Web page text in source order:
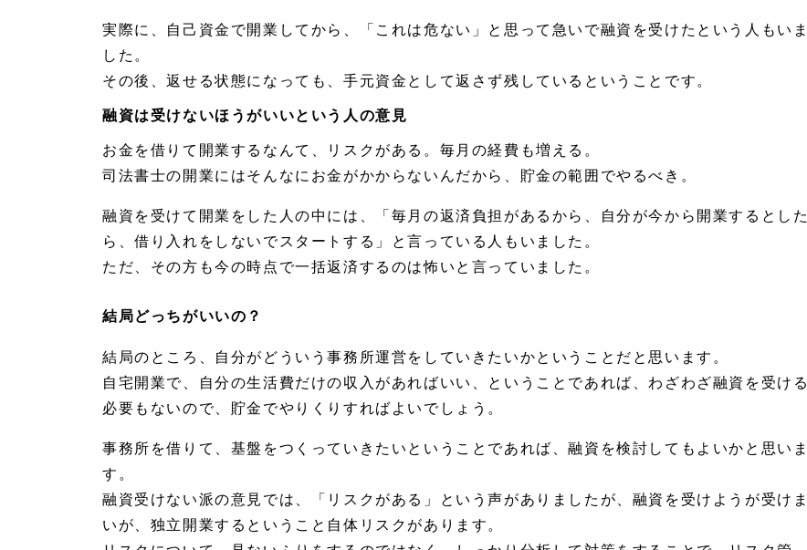
を聞
く
5
後の
き
1.
1
書士
会へ
1.
2
開業
届・
銀行
開設
独立
を目
実際に、自己資金で開業してから、「これは危ない」と思って急いで融資を受けたという人もいま
した。
その後、返せる状態になっても、手元資金として返さず残しているということです。
融資は受けないほうがいいという人の意見
お金を借りて開業するなんて、リスクがある。毎月の経費も増える。
司法書士の開業にはそんなにお金がかからないんだから、貯金の範囲でやるべき。
融資を受けて開業をした人の中には、「毎月の返済負担があるから、自分が今から開業するとした
ら、借り入れをしないでスタートする」と言っている人もいました。
ただ、その方も今の時点で一括返済するのは怖いと言っていました。
結局どっちがいいの？
結局のところ、自分がどういう事務所運営をしていきたいかということだと思います。
自宅開業で、自分の生活費だけの収入があればいい、ということであれば、わざわざ融資を受ける
必要もないので、貯金でやりくりすればよいでしょう。
事務所を借りて、基盤をつくっていきたいということであれば、融資を検討してもよいかと思いま
す。
融資受けない派の意見では、「リスクがある」という声がありましたが、融資を受けようが受けま
いが、独立開業するということ自体リスクがあります。